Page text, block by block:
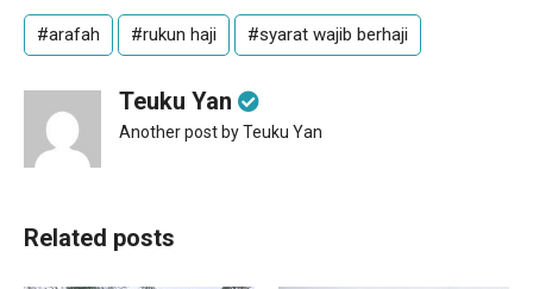
#arafah #rukun haji #syarat wajib berhaji
Teuku Yan
Another post by Teuku Yan
Related posts